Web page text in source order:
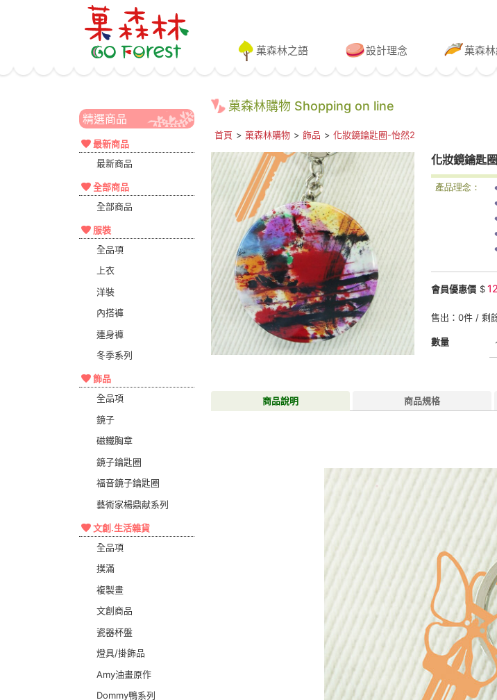
菓森林之語 設計理念 菓森
精選商品
最新商品
最新商品
全部商品
全部商品
服裝
全品項
上衣
洋裝
內搭褲
連身褲
冬季系列
飾品
全品項
鏡子
磁鐵胸章
鏡子鑰匙圈
福音鏡子鑰匙圈
藝術家楊鼎献系列
文創.生活雜貨
全品項
撲滿
複製畫
文創商品
瓷器杯盤
燈具/掛飾品
Amy油畫原作
Dommy鴨系列
菓森林購物 Shopping on line
首頁 > 菓森林購物 > 飾品 > 化妝鏡鑰匙圈-怡然2
化妝鏡鑰匙
產品理念：
會員優惠價 $
售出： 0件 / 剩
數量
商品說明 商品規格